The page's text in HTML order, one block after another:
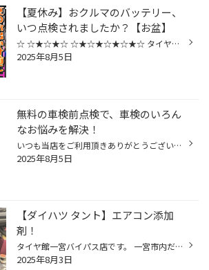
【夏休み】おクルマのバッテリー、
いつ点検されましたか？【お盆】
☆ ☆★☆★☆ ☆★☆★☆★☆★☆ タイヤ館アプリダウンロードでお得にタイヤGET‼ ↓ こちらから ↓ https://www.taiyakan.co.jp/app_info/ ☆★☆★☆★☆★☆ ☆★☆★☆ ☆ Ｑ. おクルマのバッテリー 前回いつ点検されましたか？ 本日はバッテリーのお話です 夏のお出かけの際の「トラブル予防」に もうすぐ夏休みに、お盆休み！...
2025年8月5日
無料の車検前点検で、車検のいろん
なお悩みを解決！
いつも当店をご利用頂きありがとうございます。 今回は、「車検」をよりお得にお受けいただくために、 コクピット/タイヤ館がオススメする「車検前点検」についてご紹介いたします。 【車検前点検は、出費を集中させない、かしこい車検の受け方】 ・車検って何？車検って良く分からない！ ・はじめ...
2025年8月5日
【ダイハツ タント】エアコン添加
剤！
タイヤ館一宮バイパス店です。 一宮市内だけでなく 江南市・北名古屋市・岩倉市・羽島市などからもご来店頂きまして ありがとうございます！ 【タイヤ館一宮アクセスMAP】↓ 店舗情報 タイヤ館アプリダウンロードでお得にタイヤGET 詳しくはこちら 本日は、夏場お馴染みエアコン添加剤の作業ですよ〜...
2025年8月3日